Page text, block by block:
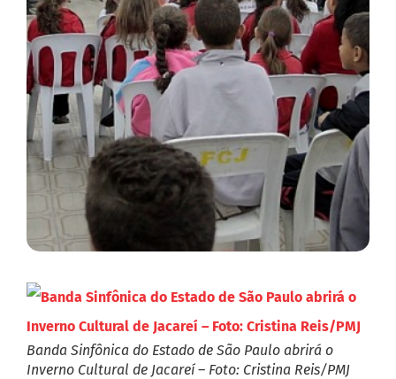
Banda Sinfônica do Estado de São Paulo abrirá o
Inverno Cultural de Jacareí – Foto: Cristina Reis/PMJ